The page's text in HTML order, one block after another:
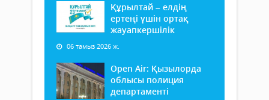
Құрылтай – елдің
ертеңі үшін ортақ
жауапкершілік
06 тамыз 2026 ж.
Open Air: Қызылорда
облысы полиция
департаменті